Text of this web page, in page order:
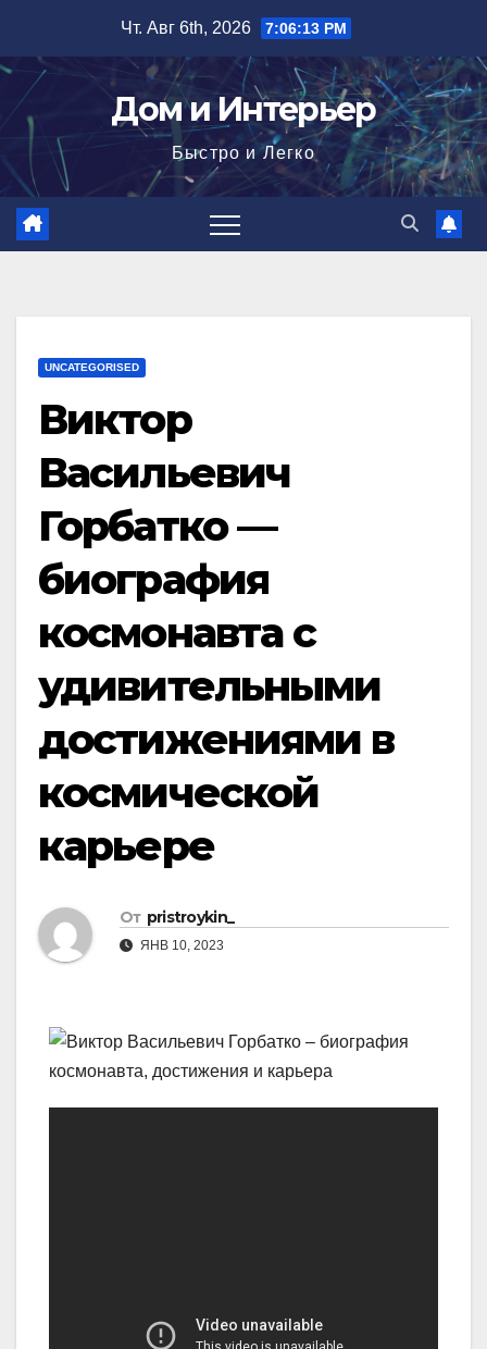
содержимому
Чт. Авг 6th, 2026 7:06:14 PM
Дом и Интерьер
Быстро и Легко
UNCATEGORISED
Виктор
Васильевич
Горбатко —
биография
космонавта с
удивительными
достижениями в
космической
карьере
От pristroykin_
ЯНВ 10, 2023